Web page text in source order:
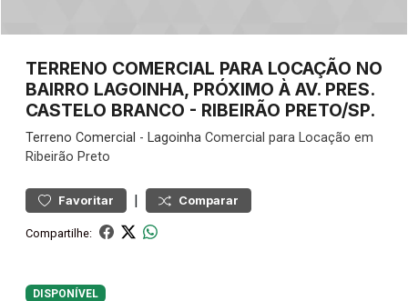
TERRENO COMERCIAL PARA LOCAÇÃO NO
BAIRRO LAGOINHA, PRÓXIMO À AV. PRES.
CASTELO BRANCO - RIBEIRÃO PRETO/SP.
Terreno Comercial - Lagoinha Comercial para Locação em
Ribeirão Preto
Favoritar | Comparar
Compartilhe:
DISPONÍVEL